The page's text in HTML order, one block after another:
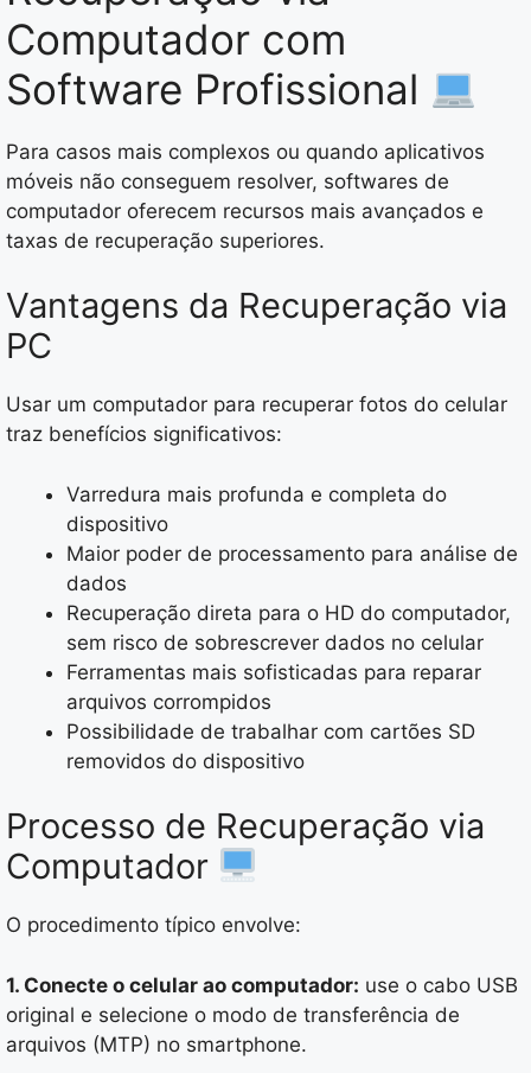
Computador com
Software Profissional
Para casos mais complexos ou quando aplicativos
móveis não conseguem resolver, softwares de
computador oferecem recursos mais avançados e
taxas de recuperação superiores.
Vantagens da Recuperação via
PC
Usar um computador para recuperar fotos do celular
traz benefícios significativos:
Varredura mais profunda e completa do
dispositivo
Maior poder de processamento para análise de
dados
Recuperação direta para o HD do computador,
sem risco de sobrescrever dados no celular
Ferramentas mais sofisticadas para reparar
arquivos corrompidos
Possibilidade de trabalhar com cartões SD
removidos do dispositivo
Processo de Recuperação via
Computador
O procedimento típico envolve:
1. Conecte o celular ao computador: use o cabo USB
original e selecione o modo de transferência de
arquivos (MTP) no smartphone.